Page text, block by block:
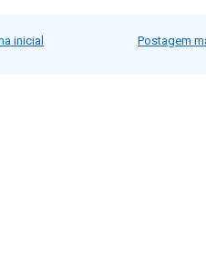
Postagem
inicial